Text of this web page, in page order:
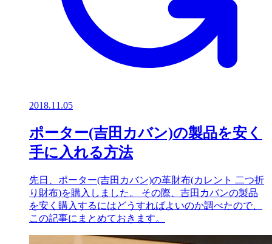
2018.11.05
ポーター(吉田カバン)の製品を安く
手に入れる方法
先日、ポーター(吉田カバン)の革財布(カレント 二つ折
り財布)を購入しました。 その際、吉田カバンの製品
を安く購入するにはどうすればよいのか調べたので、
この記事にまとめておきます。